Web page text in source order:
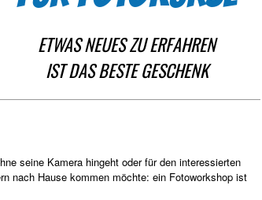
ETWAS NEUES ZU ERFAHREN
IST DAS BESTE GESCHENK
seine Kamera hingeht oder für den interessierten
nach Hause kommen möchte: ein Fotoworkshop ist